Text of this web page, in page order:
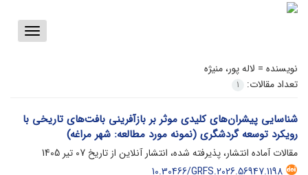
Toggle
نویسنده = لاله پور، منیژه
تعداد مقالات:
1
شناسایی پیشران‌های کلیدی موثر بر بازآفرینی بافت‌های تاریخی با
رویکرد توسعه گردشگری (نمونه مورد مطالعه: شهر مراغه)
مقالات آماده انتشار، پذیرفته شده، انتشار آنلاین از تاریخ 07 تیر 1405
10.30466/GRFS.2026.56947.1198